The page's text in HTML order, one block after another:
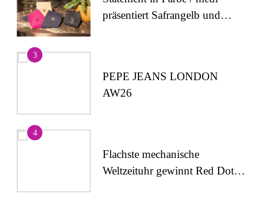
präsentiert Safrangelb und
3
PEPE JEANS LONDON
AW26
4
Flachste mechanische
Weltzeituhr gewinnt Red Dot: